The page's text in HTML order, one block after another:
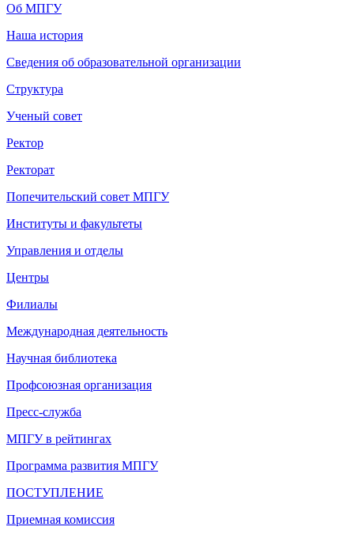
Об МПГУ
Наша история
Сведения об образовательной организации
Структура
Ученый совет
Ректор
Ректорат
Попечительский совет МПГУ
Институты и факультеты
Управления и отделы
Центры
Филиалы
Международная деятельность
Научная библиотека
Профсоюзная организация
Пресс-служба
МПГУ в рейтингах
Программа развития МПГУ
ПОСТУПЛЕНИЕ
Приемная комиссия